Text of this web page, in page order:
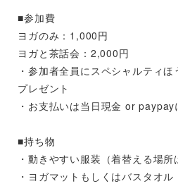
■参加費
ヨガのみ：1,000円
ヨガと茶話会：2,000円
・参加者全員にスペシャルティ
プレゼント
・お支払いは当日現金 or paypay
■持ち物
・動きやすい服装（着替える場所
・ヨガマットもしくはバスタオル